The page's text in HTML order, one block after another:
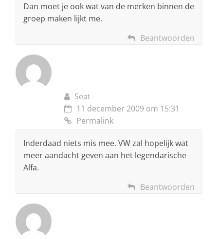
Dan moet je ook wat van de merken binnen de
groep maken lijkt me.
Beantwoorden
Seat
11 december 2009 om 15:31
Permalink
Inderdaad niets mis mee. VW zal hopelijk wat
meer aandacht geven aan het legendarische
Alfa.
Beantwoorden